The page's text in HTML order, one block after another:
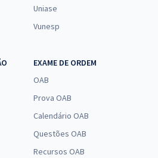
Uniase
Vunesp
EXAME DE ORDEM
OAB
Prova OAB
Calendário OAB
Questões OAB
Recursos OAB